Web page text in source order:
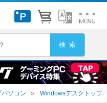
ソコン ＞ Windowsデスクトップ